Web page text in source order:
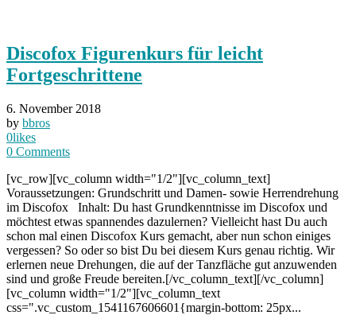
Discofox Figurenkurs für leicht
Fortgeschrittene
6. November 2018
by bbros
0likes
0 Comments
[vc_row][vc_column width="1/2"][vc_column_text]
Voraussetzungen: Grundschritt und Damen- sowie Herrendrehung
im Discofox Inhalt: Du hast Grundkenntnisse im Discofox und
möchtest etwas spannendes dazulernen? Vielleicht hast Du auch
schon mal einen Discofox Kurs gemacht, aber nun schon einiges
vergessen? So oder so bist Du bei diesem Kurs genau richtig. Wir
erlernen neue Drehungen, die auf der Tanzfläche gut anzuwenden
sind und große Freude bereiten.[/vc_column_text][/vc_column]
[vc_column width="1/2"][vc_column_text
css=".vc_custom_1541167606601{margin-bottom: 25px...